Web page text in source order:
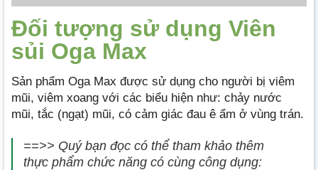
Đối tượng sử dụng Viên
sủi Oga Max
Sản phẩm Oga Max được sử dụng cho người bị viêm
mũi, viêm xoang với các biểu hiện như: chảy nước
mũi, tắc (ngạt) mũi, có cảm giác đau ê ẩm ở vùng trán.
==>> Quý bạn đọc có thể tham khảo thêm
thực phẩm chức năng có cùng công dụng: